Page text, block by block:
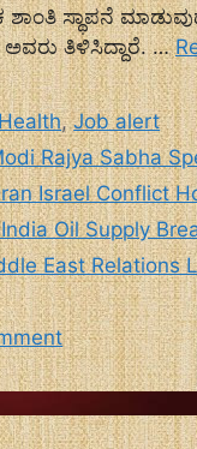
ಸ್ಥಾಪನೆ
ಅವರು ತಿಳಿಸಿದ್ದಾರೆ. …
,Job alert
Rajya Sabha
Israel Conflict
Oil Supply
East Relations